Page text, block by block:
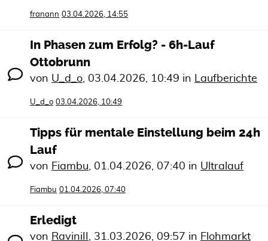
franann 03.04.2026, 14:55
In Phasen zum Erfolg? - 6h-Lauf
Ottobrunn
von U_d_o, 03.04.2026, 10:49 in Laufberichte
U_d_o 03.04.2026, 10:49
Tipps für mentale Einstellung beim 24h
Lauf
von Fiambu, 01.04.2026, 07:40 in Ultralauf
Fiambu 01.04.2026, 07:40
Erledigt
von RaviniII , 31.03.2026, 09:57 in Flohmarkt